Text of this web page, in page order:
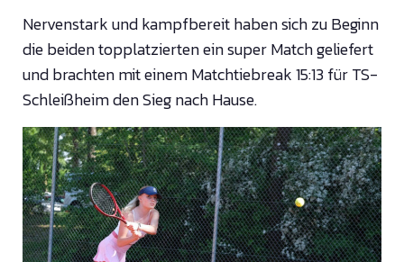
Nervenstark und kampfbereit haben sich zu Beginn
die beiden topplatzierten ein super Match geliefert
und brachten mit einem Matchtiebreak 15:13 für TS-
Schleißheim den Sieg nach Hause.